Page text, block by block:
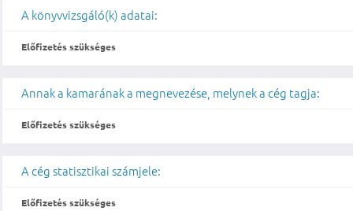
A könyvvizsgáló(k) adatai:
Előfizetés szükséges
Annak a kamarának a megnevezése, melynek a cég tagja:
Előfizetés szükséges
A cég statisztikai számjele:
Előfizetés szükséges